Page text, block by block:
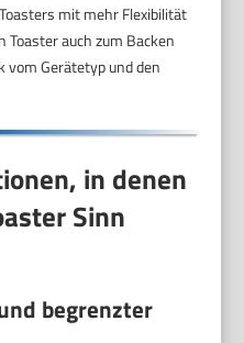
mit mehr Flexibilität
Toaster auch zum Backen
Gerätetyp und den
in denen
Sinn
begrenzter